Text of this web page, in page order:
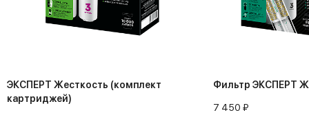
ЭКСПЕРТ Жесткость (комплект
картриджей)
Фильтр ЭКСПЕРТ
7 450 ₽